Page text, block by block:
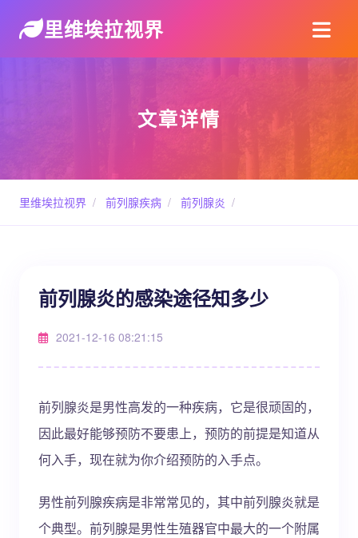
里维埃拉视界
文章详情
里维埃拉视界 / 前列腺疾病 / 前列腺炎 /
前列腺炎的感染途径知多少
2021-12-16 08:21:15
前列腺炎是男性高发的一种疾病，它是很顽固的，
因此最好能够预防不要患上，预防的前提是知道从
何入手，现在就为你介绍预防的入手点。
男性前列腺疾病是非常常见的，其中前列腺炎就是
个典型。前列腺是男性生殖器官中最大的一个附属